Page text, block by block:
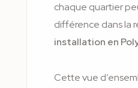
chaque quartier
différence dans la
installation en
Cette vue